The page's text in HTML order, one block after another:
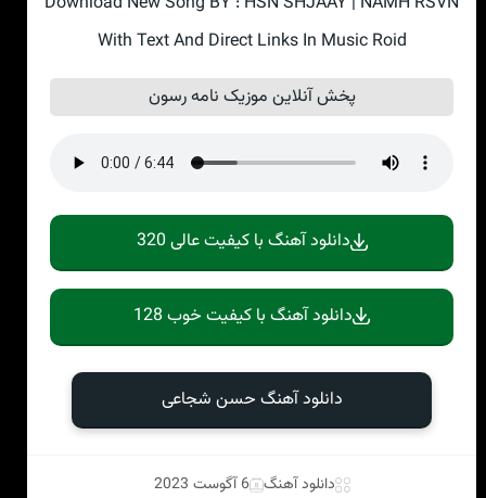
With Text And Direct Links In Music Roid
پخش آنلاین موزیک نامه رسون
دانلود آهنگ با کیفیت عالی 320
دانلود آهنگ با کیفیت خوب 128
دانلود آهنگ حسن شجاعی
دانلود آهنگ 6 آگوست 2023